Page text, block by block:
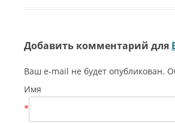
Добавить комментарий для
Ваш e-mail не будет опубликован.
Имя
*